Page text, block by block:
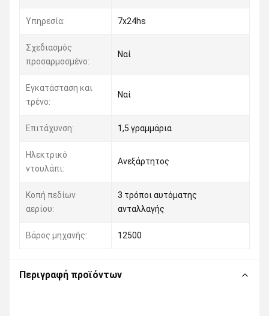
Υπηρεσία: 7x24hs
Σχεδιασμός
προσαρμοσμένο:
Ναί
Εγκατάσταση και
τρένο:
Ναί
Επιτάχυνση: 1,5 γραμμάρια
Ηλεκτρικό
ντουλάπι:
Ανεξάρτητος
Κοπή πεδίων
αερίου:
3 τρόποι αυτόματης
ανταλλαγής
Βάρος μηχανής: 12500
Περιγραφή προϊόντων